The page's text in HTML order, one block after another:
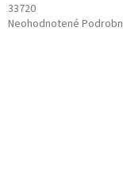
33720
Priemerné
Neohodnotené